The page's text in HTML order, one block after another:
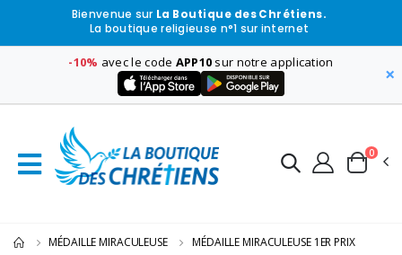
Bienvenue sur La Boutique des Chrétiens.
La boutique religieuse n°1 sur internet
-10% avec le code APP10 sur notre application
×
0
MÉDAILLE MIRACULEUSE
MÉDAILLE MIRACULEUSE 1ER PRIX